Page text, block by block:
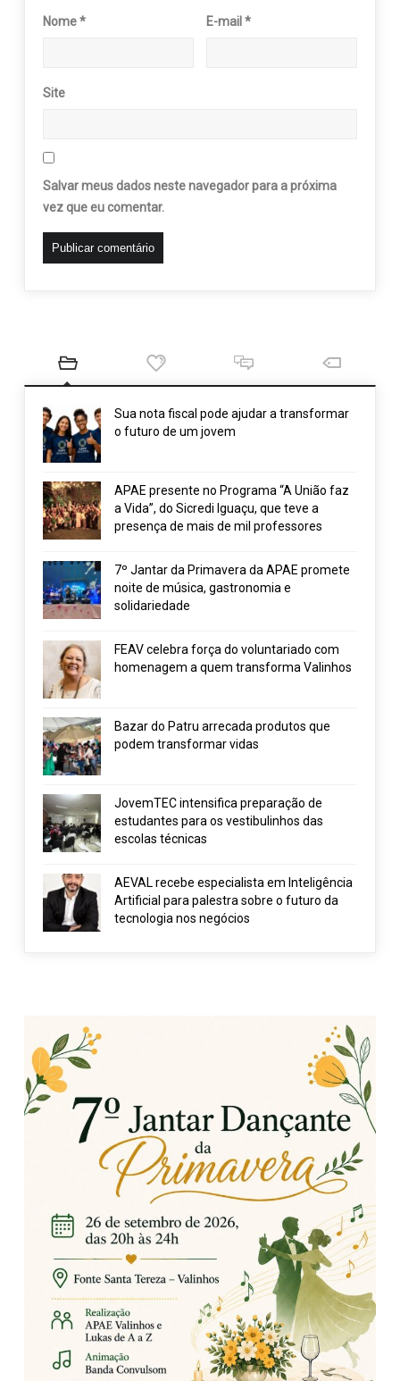
Nome* E-mail*
Site
Salvar meus dados neste navegador para a próxima
vez que eu comentar.
Sua nota fiscal pode ajudar a transformar
o futuro de um jovem
APAE presente no Programa “A União faz
a Vida”, do Sicredi Iguaçu, que teve a
presença de mais de mil professores
7º Jantar da Primavera da APAE promete
noite de música, gastronomia e
solidariedade
FEAV celebra força do voluntariado com
homenagem a quem transforma Valinhos
Bazar do Patru arrecada produtos que
podem transformar vidas
JovemTEC intensifica preparação de
estudantes para os vestibulinhos das
escolas técnicas
AEVAL recebe especialista em Inteligência
Artificial para palestra sobre o futuro da
tecnologia nos negócios